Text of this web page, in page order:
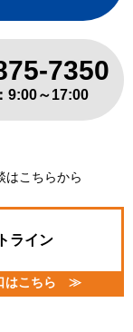
7350
9:00～17:00
はこちらから
ライン
口はこちら ≫